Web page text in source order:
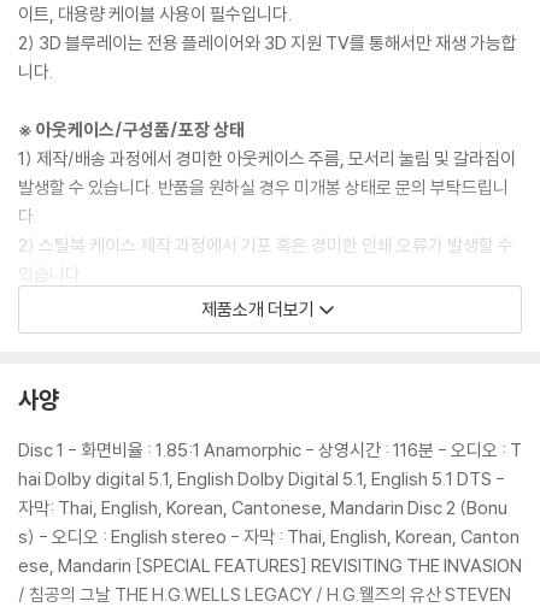
이트, 대용량 케이블 사용이 필수입니다.
2) 3D 블루레이는 전용 플레이어와 3D 지원 TV를 통해서만 재생 가능합
니다.
※ 아웃케이스/구성품/포장 상태
1) 제작/배송 과정에서 경미한 아웃케이스 주름, 모서리 눌림 및 갈라짐이
발생할 수 있습니다. 반품을 원하실 경우 미개봉 상태로 문의 부탁드립니
다.
2) 스틸북 케이스 제작 과정에서 기포 혹은 경미한 인쇄 오류가 발생할 수
있습니다.
3) 렌티큘러 스틸북의 경우, 보호필름이 붙어 판매되기도 합니다. 보호필
름 손상에 의한 교환/반품은 불가합니다.
에 의한 교환/반품은 불가합니다.
5) 아웃케이스/구성품/포장 상태 불량에 의한 교환/반품 신청시 불량 확
인을 위해 개봉 시의 동영상을 요청할 수 있으며, 동영상이 없는 경우 교
환/반품이 제한될 수 있습니다.
※ 디스크 재생 불량
1) 기기 문제로 인해 발생하는 재생 불량 현상에 대해서는 반품/교환이 불
가하니 최신 소프트웨어로 업데이트된 DVD/BD 전용 기기에서 재생하실
제품소개 더보기
사양
Disc 1 - 화면비율 : 1.85:1 Anamorphic - 상영시간 : 116분 - 오디오 : T
hai Dolby digital 5.1, English Dolby Digital 5.1, English 5.1 DTS -
자막: Thai, English, Korean, Cantonese, Mandarin Disc 2 (Bonu
s) - 오디오 : English stereo - 자막 : Thai, English, Korean, Canton
ese, Mandarin [SPECIAL FEATURES] REVISITING THE INVASION
/ 침공의 그날 THE H.G.WELLS LEGACY / H.G.웰즈의 유산 STEVEN